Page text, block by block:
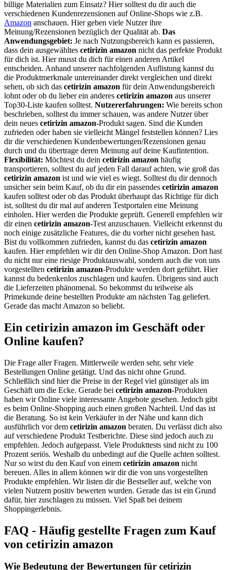
billige Materialien zum Einsatz? Hier solltest du dir auch die
verschiedenen Kundenrezensionen auf Online-Shops wie z.B.
Amazon anschauen. Hier geben viele Nutzer ihre
Meinung/Rezensionen bezüglich der Qualität ab. Das
Anwendungsgebiet: Je nach Nutzungsbereich kann es passieren,
dass dein ausgewähltes cetirizin amazon nicht das perfekte Produkt
für dich ist. Hier musst du dich für einen anderen Artikel
entscheiden. Anhand unserer nachfolgenden Auflistung kannst du
die Produktmerkmale untereinander direkt vergleichen und direkt
sehen, ob sich das cetirizin amazon für dein Anwendungsbereich
lohnt oder ob du lieber ein anderes cetirizin amazon aus unserer
Top30-Liste kaufen solltest. Nutzererfahrungen: Wie bereits schon
beschrieben, solltest du immer schauen, was andere Nutzer über
dein neues cetirizin amazon-Produkt sagen. Sind die Kunden
zufrieden oder haben sie vielleicht Mängel feststellen können? Lies
dir die verschiedenen Kundenbewertungen/Rezensionen genau
durch und du übertrage deren Meinung auf deine Kaufintention.
Flexibilität: Möchtest du dein cetirizin amazon häufig
transportieren, solltest du auf jeden Fall darauf achten, wie groß das
cetirizin amazon ist und wie viel es wiegt. Solltest du dir dennoch
unsicher sein beim Kauf, ob du dir ein passendes cetirizin amazon
kaufen solltest oder ob das Produkt überhaupt das Richtige für dich
ist, solltest du dir mal auf anderen Testportalen eine Meinung
einholen. Hier werden die Produkte geprüft. Generell empfehlen wir
dir einen cetirizin amazon-Test anzuschauen. Vielleicht erkennst du
noch einige zusätzliche Features, die du vorher nicht gesehen hast.
Bist du vollkommen zufrieden, kannst du das cetirizin amazon
kaufen. Hier empfehlen wir dir den Online-Shop Amazon. Dort hast
du nicht nur eine riesige Produktauswahl, sondern auch die von uns
vorgestellten cetirizin amazon-Produkte werden dort geführt. Hier
kannst du bedenkenlos zuschlagen und kaufen. Übrigens sind auch
die Lieferzeiten phänomenal. So bekommst du teilweise als
Primekunde deine bestellten Produkte am nächsten Tag geliefert.
Gerade das macht Amazon so beliebt.
Ein cetirizin amazon im Geschäft oder
Online kaufen?
Die Frage aller Fragen. Mittlerweile werden sehr, sehr viele
Bestellungen Online getätigt. Und das nicht ohne Grund.
Schließlich sind hier die Preise in der Regel viel günstiger als im
Geschäft um die Ecke. Gerade bei cetirizin amazon-Produkten
haben wir Online viele interessante Angebote gesehen. Jedoch gibt
es beim Online-Shopping auch einen großen Nachteil. Und das ist
die Beratung. So ist kein Verkäufer in der Nähe und kann dich
ausführlich vor dem cetirizin amazon beraten. Du verlässt dich also
auf verschiedene Produkt Testberichte. Diese sind jedoch auch zu
empfehlen. Jedoch aufgepasst. Viele Produkttests sind nicht zu 100
Prozent seriös. Weshalb du unbedingt auf die Quelle achten solltest.
Nur so wirst du den Kauf von einem cetirizin amazon nicht
bereuen. Alles in allem können wir dir die von uns vorgestellten
Produkte empfehlen. Wir listen dir die Bestseller auf, welche von
vielen Nutzern positiv bewerten wurden. Gerade das ist ein Grund
dafür, hier zuschlagen zu müssen. Viel Spaß bei deinem
Shoppingerlebnis.
FAQ - Häufig gestellte Fragen zum Kauf
von cetirizin amazon
Wie Bedeutung der Bewertungen für cetirizin